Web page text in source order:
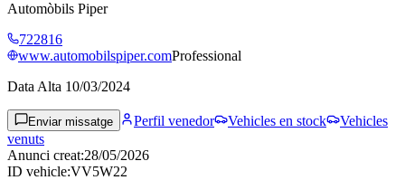
Automòbils Piper
722816
www.automobilspiper.comProfessional
Data Alta 10/03/2024
Enviar missatge Perfil venedor Vehicles en stock
Vehicles
venuts
Anunci creat:28/05/2026
ID vehicle:VV5W22